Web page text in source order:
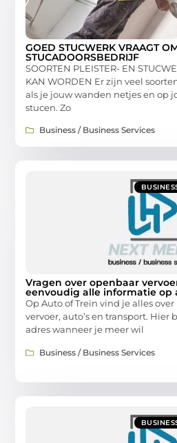
GOED STUCWERK VRAAGT
STUCADOORSBEDRIJF
SOORTEN PLEISTER- EN
KAN WORDEN Er zijn veel
als je jouw wanden netjes en op
stucen. Zo
Business / Business Services
Vragen over openbaar
eenvoudig alle informatie op
Op Auto of Trein vind je alles
vervoer, auto’s en transport.
adres wanneer je meer wil
Business / Business Services